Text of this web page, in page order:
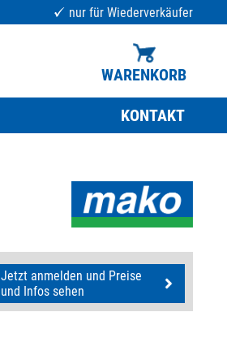
nur für Wiederverkäufer
WARENKORB
KONTAKT
Jetzt anmelden und Preise
und Infos sehen